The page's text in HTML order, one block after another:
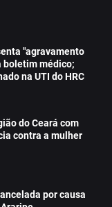
"agravamento
boletim médico;
na UTI do HRC
do Ceará com
contra a mulher
por causa